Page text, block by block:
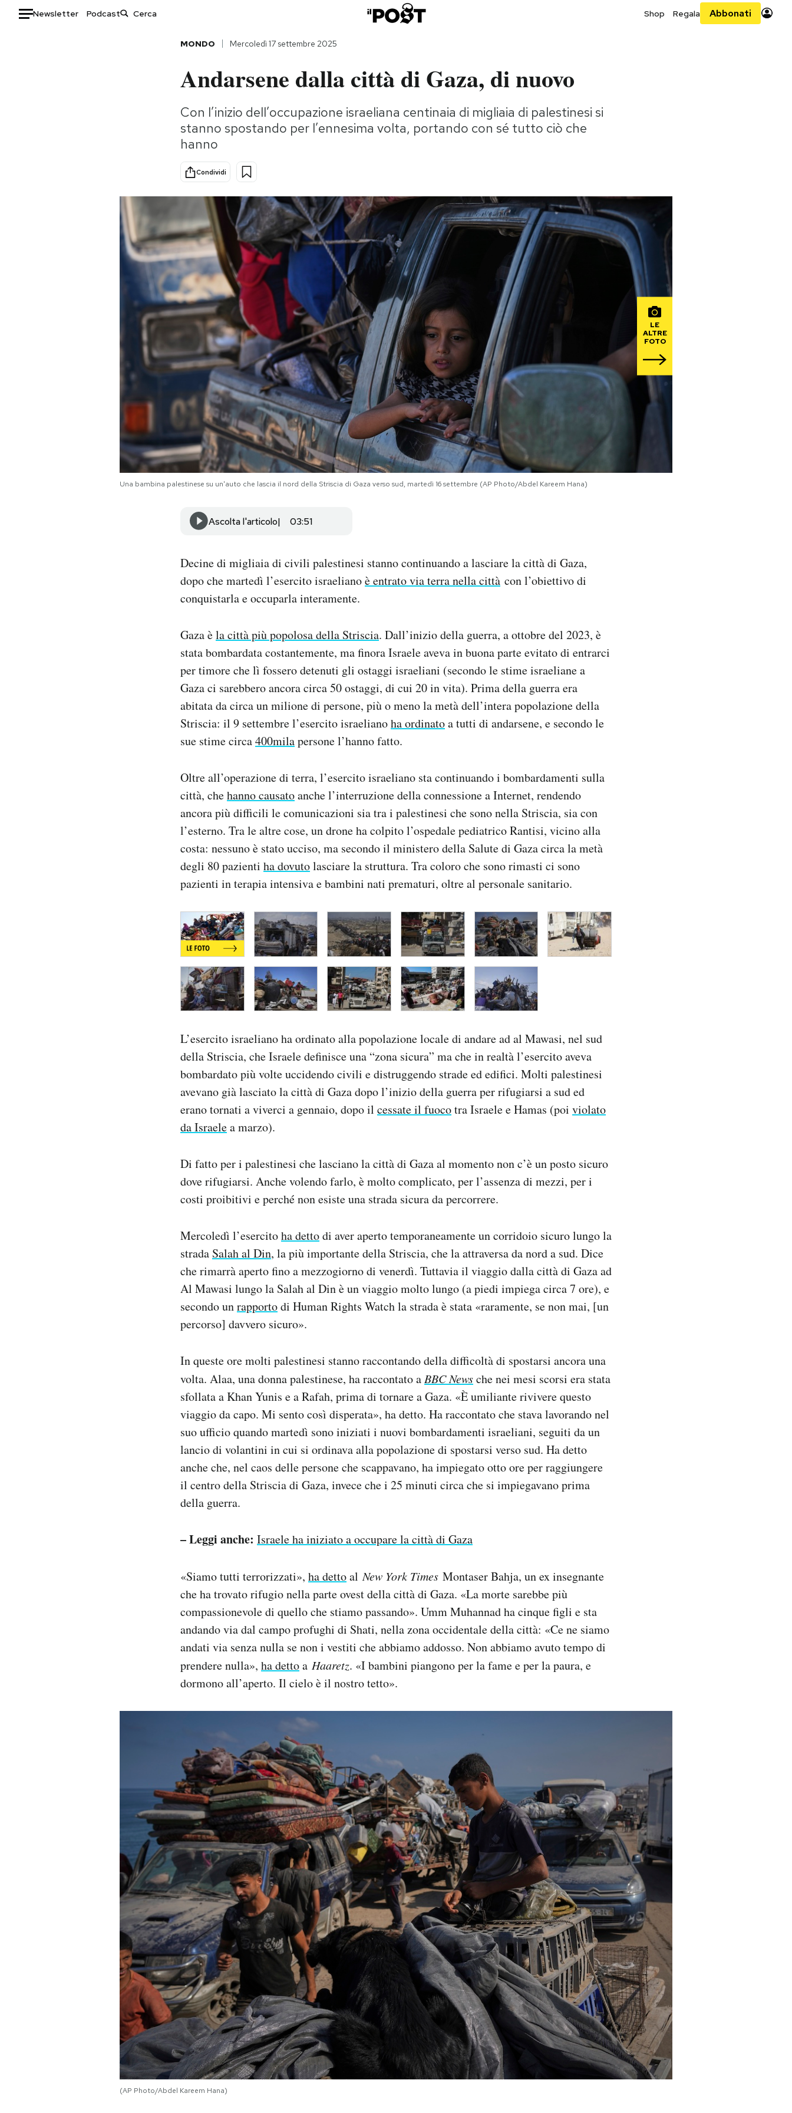
Newsletter Podcast Shop Regala Abbonati
Consumismi
Storie/Idee
Ok Boomer!
Altrecose
Mondiali calcio 2026
AREA PERSONALE
MONDO Mercoledì 17 settembre 2025
Andarsene dalla città di Gaza, di nuovo
Con l’inizio dell’occupazione israeliana centinaia di migliaia di palestinesi si
stanno spostando per l’ennesima volta, portando con sé tutto ciò che
hanno
Condividi
LE
ALTRE
FOTO
Una bambina palestinese su un'auto che lascia il nord della Striscia di Gaza verso sud, martedì 16 settembre (AP Photo/Abdel Kareem Hana)
Ascolta l'articolo 03:51
Decine di migliaia di civili palestinesi stanno continuando a lasciare la città di Gaza,
dopo che martedì l’esercito israelianoè entrato via terra nella città con l’obiettivo di
conquistarla e occuparla interamente.
Gaza èla città più popolosa della Striscia. Dall’inizio della guerra, a ottobre del 2023, è
stata bombardata costantemente, ma finora Israele aveva in buona parte evitato di entrarci
per timore che lì fossero detenuti gli ostaggi israeliani (secondo le stime israeliane a
Gaza ci sarebbero ancora circa 50 ostaggi, di cui 20 in vita). Prima della guerra era
abitata da circa un milione di persone, più o meno la metà dell’intera popolazione della
Striscia: il 9 settembre l’esercito israelianoha ordinatoa tutti di andarsene, e secondo le
sue stime circa400milapersone l’hanno fatto.
Oltre all’operazione di terra, l’esercito israeliano sta continuando i bombardamenti sulla
città, chehanno causatoanche l’interruzione della connessione a Internet, rendendo
ancora più difficili le comunicazioni sia tra i palestinesi che sono nella Striscia, sia con
l’esterno. Tra le altre cose, un drone ha colpito l’ospedale pediatrico Rantisi, vicino alla
costa: nessuno è stato ucciso, ma secondo il ministero della Salute di Gaza circa la metà
degli 80 pazienti ha dovutolasciare la struttura. Tra coloro che sono rimasti ci sono
pazienti in terapia intensiva e bambini nati prematuri, oltre al personale sanitario.
L’esercito israeliano ha ordinato alla popolazione locale di andare ad al Mawasi, nel sud
della Striscia, che Israele definisce una “zona sicura” ma che in realtà l’esercito aveva
bombardato più volte uccidendo civili e distruggendo strade ed edifici. Molti palestinesi
avevano già lasciato la città di Gaza dopo l’inizio della guerra per rifugiarsi a sud ed
erano tornati a viverci a gennaio, dopo il cessate il fuocotra Israele e Hamas (poi violato
da Israelea marzo).
Di fatto per i palestinesi che lasciano la città di Gaza al momento non c’è un posto sicuro
dove rifugiarsi. Anche volendo farlo, è molto complicato, per l’assenza di mezzi, per i
costi proibitivi e perché non esiste una strada sicura da percorrere.
Mercoledì l’esercitoha dettodi aver aperto temporaneamente un corridoio sicuro lungo la
strada Salah al Din, la più importante della Striscia, che la attraversa da nord a sud. Dice
che rimarrà aperto fino a mezzogiorno di venerdì. Tuttavia il viaggio dalla città di Gaza ad
Al Mawasi lungo la Salah al Din è un viaggio molto lungo (a piedi impiega circa 7 ore), e
secondo unrapportodi Human Rights Watch la strada è stata «raramente, se non mai, [un
percorso] davvero sicuro».
In queste ore molti palestinesi stanno raccontando della difficoltà di spostarsi ancora una
volta. Alaa, una donna palestinese, ha raccontato aBBC Newsche nei mesi scorsi era stata
sfollata a Khan Yunis e a Rafah, prima di tornare a Gaza. «È umiliante rivivere questo
viaggio da capo. Mi sento così disperata», ha detto. Ha raccontato che stava lavorando nel
suo ufficio quando martedì sono iniziati i nuovi bombardamenti israeliani, seguiti da un
lancio di volantini in cui si ordinava alla popolazione di spostarsi verso sud. Ha detto
anche che, nel caos delle persone che scappavano, ha impiegato otto ore per raggiungere
il centro della Striscia di Gaza, invece che i 25 minuti circa che si impiegavano prima
della guerra.
– Leggi anche: Israele ha iniziato a occupare la città di Gaza
«Siamo tutti terrorizzati», ha dettoalNew York Times Montaser Bahja, un ex insegnante
che ha trovato rifugio nella parte ovest della città di Gaza. «La morte sarebbe più
compassionevole di quello che stiamo passando». Umm Muhannad ha cinque figli e sta
andando via dal campo profughi di Shati, nella zona occidentale della città: «Ce ne siamo
andati via senza nulla se non i vestiti che abbiamo addosso. Non abbiamo avuto tempo di
prendere nulla», ha dettoa Haaretz. «I bambini piangono per la fame e per la paura, e
dormono all’aperto. Il cielo è il nostro tetto».
(AP Photo/Abdel Kareem Hana)